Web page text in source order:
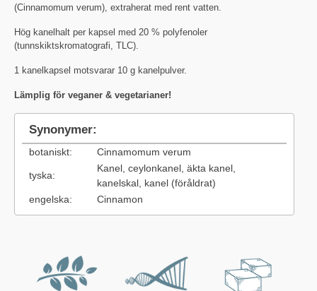
(Cinnamomum verum), extraherat med rent vatten.
Hög kanelhalt per kapsel med 20 % polyfenoler
(tunnskiktskromatografi, TLC).
1 kanelkapsel motsvarar 10 g kanelpulver.
Lämplig för veganer & vegetarianer!
Synonymer:
botaniskt: Cinnamomum verum
tyska:
Kanel, ceylonkanel, äkta kanel,
kanelskal, kanel (föråldrat)
engelska:
Cinnamon